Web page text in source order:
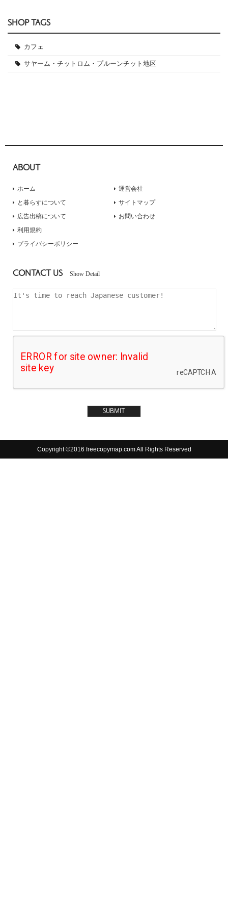
SHOP TAGS
カフェ
サヤーム・チットロム・プルーンチット地区
ABOUT
ホーム
と暮らすについて
広告出稿について
運営会社
サイトマップ
お問い合わせ
利用規約
プライバシーポリシー
CONTACT US Show Detail
Copyright ©2016 freecopymap.com All Rights Reserved